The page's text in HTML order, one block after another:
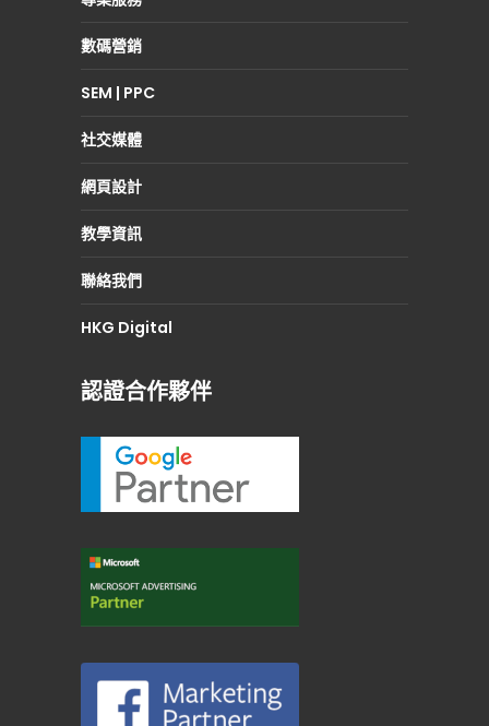
數碼營銷
SEM | PPC
社交媒體
網頁設計
教學資訊
聯絡我們
HKG Digital
認證合作夥伴